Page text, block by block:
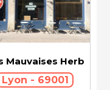
Mauvaises Herbes
Lyon - 69001